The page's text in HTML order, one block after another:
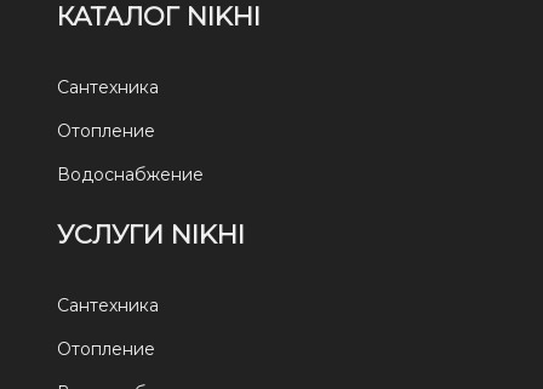
КАТАЛОГ NIKHI
Сантехника
Отопление
Водоснабжение
УСЛУГИ NIKHI
Сантехника
Отопление